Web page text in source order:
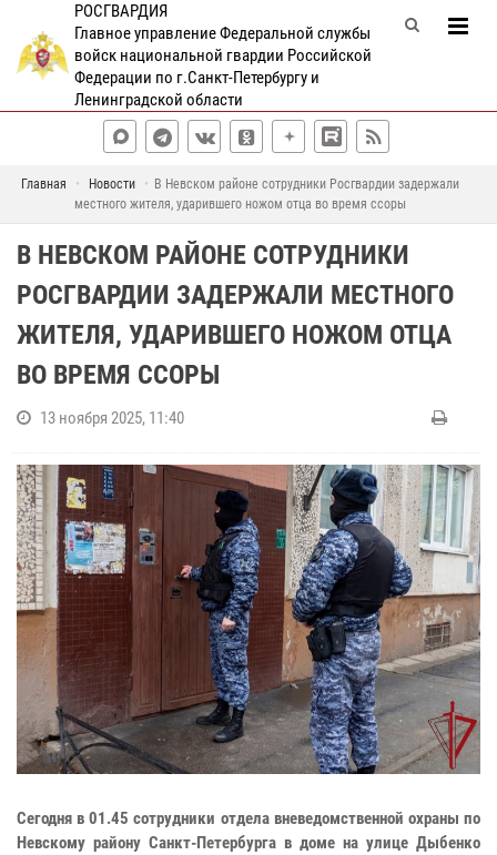
РОСГВАРДИЯ
Главное управление Федеральной службы
войск национальной гвардии Российской
Федерации по г.Санкт-Петербургу и
Ленинградской области
Главная Новости
В Невском районе сотрудники Росгвардии задержали
местного жителя, ударившего ножом отца во время ссоры
В НЕВСКОМ РАЙОНЕ СОТРУДНИКИ
РОСГВАРДИИ ЗАДЕРЖАЛИ МЕСТНОГО
ЖИТЕЛЯ, УДАРИВШЕГО НОЖОМ ОТЦА
ВО ВРЕМЯ ССОРЫ
13 ноября 2025, 11:40
Сегодня в 01.45 сотрудники отдела вневедомственной охраны по
Невскому району Санкт-Петербурга в доме на улице Дыбенко